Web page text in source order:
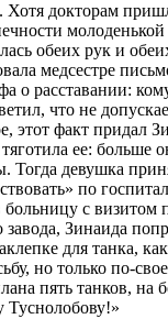
Хотя докторам
молоденькой
обеих рук и
медсестре
о расставании:
что не
этот факт придал
ее: больше
Тогда девушка
по
с визитом
Зинаида
для танка,
но только по-
пять танков, на
Туснолобову!»